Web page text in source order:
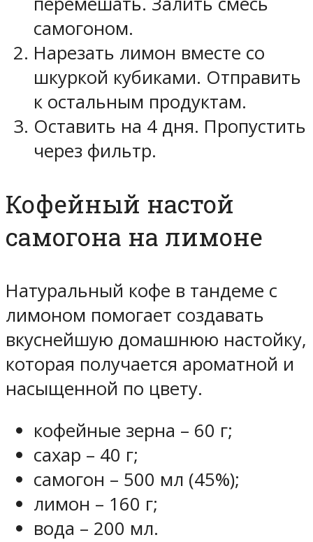
самогоном.
Нарезать лимон вместе со
шкуркой кубиками. Отправить
к остальным продуктам.
Оставить на 4 дня. Пропустить
через фильтр.
Кофейный настой
самогона на лимоне
Натуральный кофе в тандеме с
лимоном помогает создавать
вкуснейшую домашнюю настойку,
которая получается ароматной и
насыщенной по цвету.
кофейные зерна – 60 г;
сахар – 40 г;
самогон – 500 мл (45%);
лимон – 160 г;
вода – 200 мл.